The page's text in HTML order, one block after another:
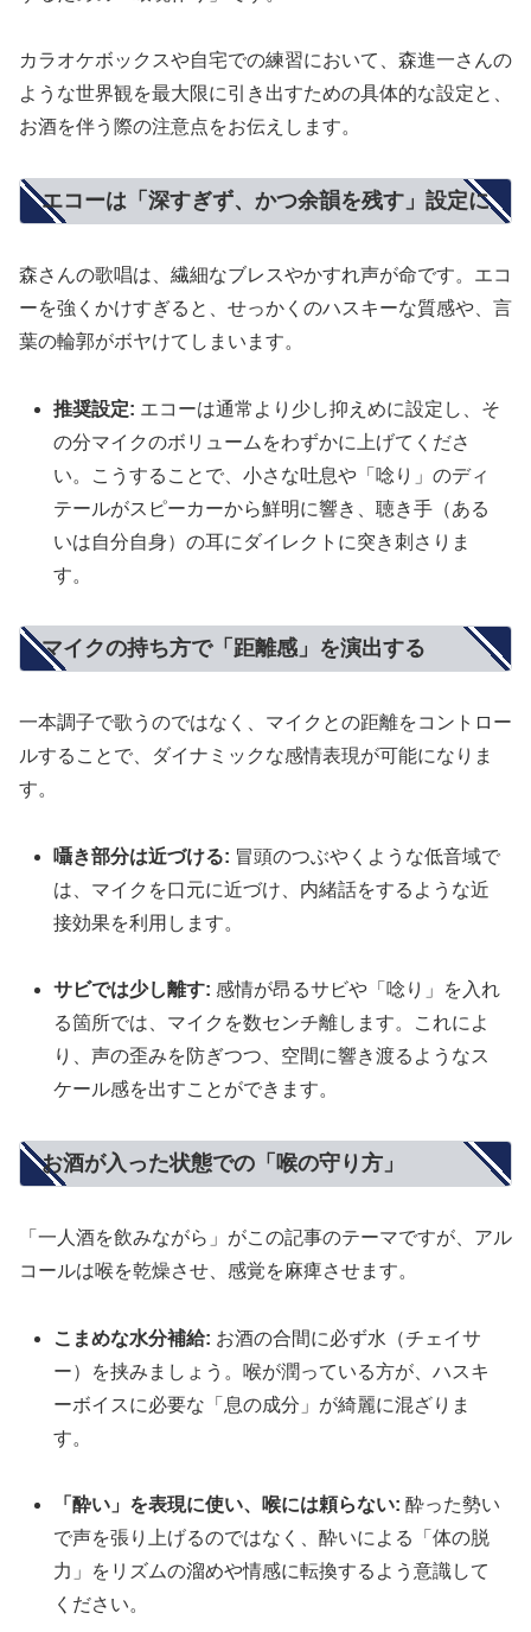
カラオケボックスや自宅での練習において、森進一さんの
ような世界観を最大限に引き出すための具体的な設定と、
お酒を伴う際の注意点をお伝えします。
エコーは「深すぎず、かつ余韻を残す」設定に
森さんの歌唱は、繊細なブレスやかすれ声が命です。エコ
ーを強くかけすぎると、せっかくのハスキーな質感や、言
葉の輪郭がボヤけてしまいます。
推奨設定: エコーは通常より少し抑えめに設定し、そ
の分マイクのボリュームをわずかに上げてくださ
い。こうすることで、小さな吐息や「唸り」のディ
テールがスピーカーから鮮明に響き、聴き手（ある
いは自分自身）の耳にダイレクトに突き刺さりま
す。
マイクの持ち方で「距離感」を演出する
一本調子で歌うのではなく、マイクとの距離をコントロー
ルすることで、ダイナミックな感情表現が可能になりま
す。
囁き部分は近づける: 冒頭のつぶやくような低音域で
は、マイクを口元に近づけ、内緒話をするような近
接効果を利用します。
サビでは少し離す: 感情が昂るサビや「唸り」を入れ
る箇所では、マイクを数センチ離します。これによ
り、声の歪みを防ぎつつ、空間に響き渡るようなス
ケール感を出すことができます。
お酒が入った状態での「喉の守り方」
「一人酒を飲みながら」がこの記事のテーマですが、アル
コールは喉を乾燥させ、感覚を麻痺させます。
こまめな水分補給: お酒の合間に必ず水（チェイサ
ー）を挟みましょう。喉が潤っている方が、ハスキ
ーボイスに必要な「息の成分」が綺麗に混ざりま
す。
「酔い」を表現に使い、喉には頼らない: 酔った勢い
で声を張り上げるのではなく、酔いによる「体の脱
力」をリズムの溜めや情感に転換するよう意識して
ください。